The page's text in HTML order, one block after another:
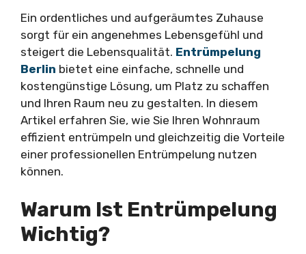
Ein ordentliches und aufgeräumtes Zuhause
sorgt für ein angenehmes Lebensgefühl und
steigert die Lebensqualität. Entrümpelung
Berlin bietet eine einfache, schnelle und
kostengünstige Lösung, um Platz zu schaffen
und Ihren Raum neu zu gestalten. In diesem
Artikel erfahren Sie, wie Sie Ihren Wohnraum
effizient entrümpeln und gleichzeitig die Vorteile
einer professionellen Entrümpelung nutzen
können.
Warum Ist Entrümpelung
Wichtig?